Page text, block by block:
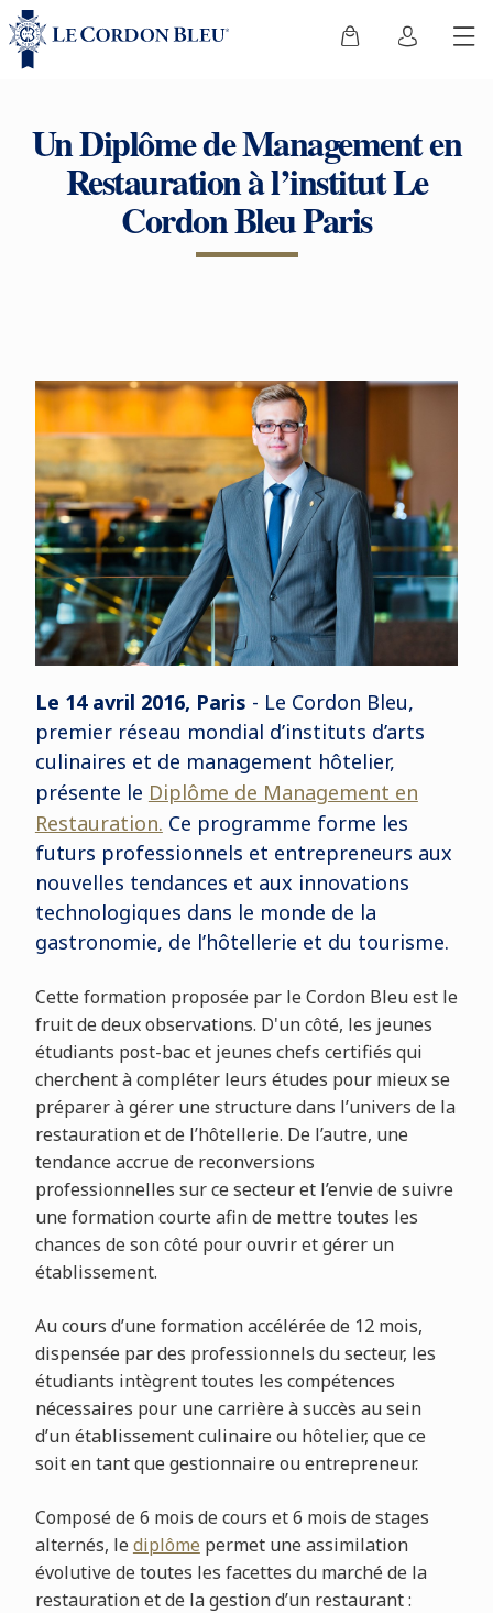
Un Diplôme de Management en
Restauration à l’institut Le
Cordon Bleu Paris
Le 14 avril 2016, Paris - Le Cordon Bleu,
premier réseau mondial d’instituts d’arts
culinaires et de management hôtelier,
présente le Diplôme de Management en
Restauration. Ce programme forme les
futurs professionnels et entrepreneurs aux
nouvelles tendances et aux innovations
technologiques dans le monde de la
gastronomie, de l’hôtellerie et du tourisme.
Cette formation proposée par le Cordon Bleu est le
fruit de deux observations. D'un côté, les jeunes
étudiants post-bac et jeunes chefs certifiés qui
cherchent à compléter leurs études pour mieux se
préparer à gérer une structure dans l’univers de la
restauration et de l’hôtellerie. De l’autre, une
tendance accrue de reconversions
professionnelles sur ce secteur et l’envie de suivre
une formation courte afin de mettre toutes les
chances de son côté pour ouvrir et gérer un
établissement.
Au cours d’une formation accélérée de 12 mois,
dispensée par des professionnels du secteur, les
étudiants intègrent toutes les compétences
nécessaires pour une carrière à succès au sein
d’un établissement culinaire ou hôtelier, que ce
soit en tant que gestionnaire ou entrepreneur.
Composé de 6 mois de cours et 6 mois de stages
alternés, lediplôme permet une assimilation
évolutive de toutes les facettes du marché de la
restauration et de la gestion d’un restaurant :